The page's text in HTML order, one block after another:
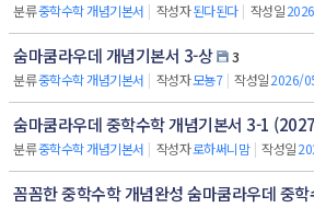
분류중학수학 개념기본서 | 작성자된다된다 | 작성일
숨마쿰라우데 개념기본서 3-상
3
분류중학수학 개념기본서 | 작성자모뇽7 | 작성일2026/
숨마쿰라우데 중학수학 개념기본서 3-1
분류중학수학 개념기본서 | 작성자로하써니맘 | 작성일
꼼꼼한 중학수학 개념완성 숨마쿰라우데 중